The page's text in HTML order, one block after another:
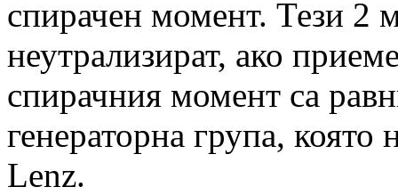
спирачен момент. Тези 2
неутрализират, ако
спирачния момент са
генераторна група, която
Lenz.